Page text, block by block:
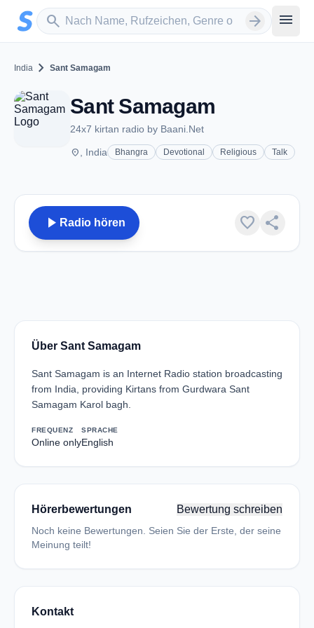
Zum Hauptinhalt springen
search
Sender suchen arrow_forward menu
India chevron_right Sant Samagam
Sant Samagam
24x7 kirtan radio by Baani.Net
place , India Bhangra Devotional Religious Talk
play_arrow Radio hören favorite share
Über Sant Samagam
Sant Samagam is an Internet Radio station broadcasting
from India, providing Kirtans from Gurdwara Sant
Samagam Karol bagh.
FREQUENZ
Online only
SPRACHE
English
Hörerbewertungen Bewertung schreiben
Noch keine Bewertungen. Seien Sie der Erste, der seine
Meinung teilt!
Kontakt